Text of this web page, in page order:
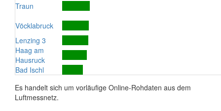
Traun
Vöcklabruck
Lenzing 3
Haag am
Hausruck
Bad Ischl
Es handelt sich um vorläufige Online-Rohdaten aus dem
Luftmessnetz.